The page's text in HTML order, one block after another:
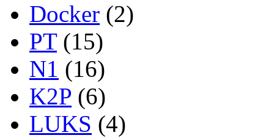
Docker (2)
PT(15)
N1 (16)
K2P (6)
LUKS (4)